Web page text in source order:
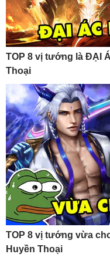
TOP 8 vị tướng là ĐẠI
Thoại
TOP 8 vị tướng vừa
Huyền Thoại